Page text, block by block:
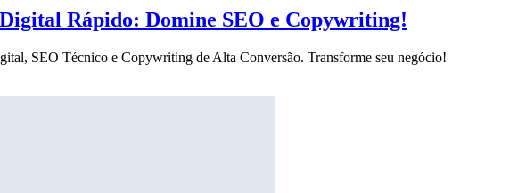
Rápido: Domine SEO e Copywriting!
SEO Técnico e Copywriting de Alta Conversão. Transforme seu negócio!